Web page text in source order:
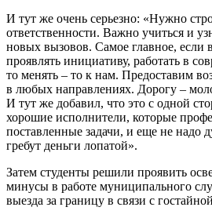
И тут же очень серьезно: «Нужно
ответственности. Важно учиться и
новых вызовов. Самое главное, если
проявлять инициативу, работать в
то менять – то к нам. Предоставим
в любых направлениях. Дорогу –
И тут же добавил, что это с одной
хорошие исполнители, которые
поставленные задачи, и еще не надо
гребут деньги лопатой».
Затем студенты решили проявить
минусы в работе муниципального
выезда за границу в связи с